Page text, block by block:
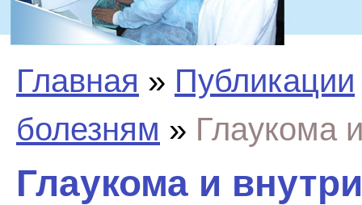
Главная » Публикации
болезням » Глаукома
Глаукома и